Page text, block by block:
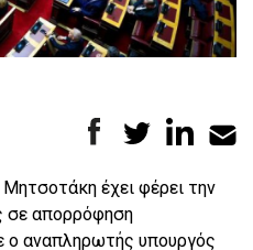
έχει φέρει την
σε απορρόφηση
αναπληρωτής υπουργός